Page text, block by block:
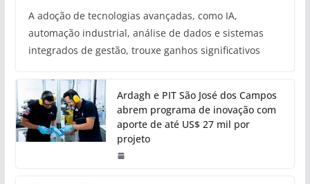
A adoção de tecnologias avançadas, como IA,
automação industrial, análise de dados e sistemas
integrados de gestão, trouxe ganhos significativos
Ardagh e PIT São José dos Campos
abrem programa de inovação com
aporte de até US$ 27 mil por
projeto